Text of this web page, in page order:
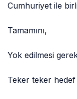
Cumhuriyet ile
Tamamını,
Yok edilmesi
Teker teker